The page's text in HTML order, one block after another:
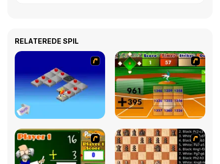
RELATEREDE SPIL